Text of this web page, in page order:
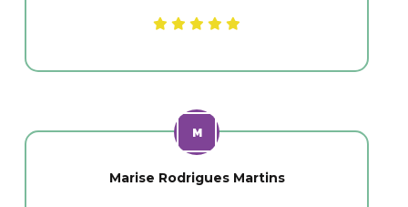
Marise Rodrigues Martins